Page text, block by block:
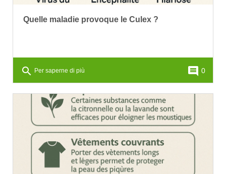
Quelle maladie provoque le Culex ?
search Per saperne di più comment 0